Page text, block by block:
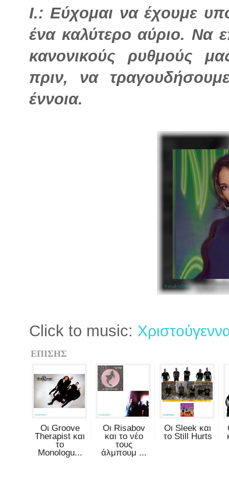
I.: Εύχομαι να έχουμε
ένα καλύτερο αύριο. Να
κανονικούς ρυθμούς
πριν, να
έννοια.
Click to music:
ΕΠΙΣΗΣ
Οι Groove
Therapist και
το
Monologu...
Οι Risabov
και το νέο
τους
άλμπουμ ...
Οι Sleek και
το Still Hurts